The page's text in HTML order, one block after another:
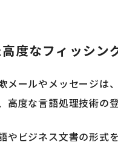
度なフィッシン
メールやメッセージは
高度な言語処理技術の
やビジネス文書の形式